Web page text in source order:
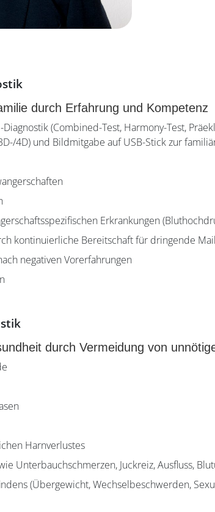
durch Erfahrung und Kompetenz
(Combined-Test, Harmony-Test,
4D) und Bildmitgabe auf USB-Stick zur
Erkrankungen
kontinuierliche Bereitschaft für dringende
negativen Vorerfahrungen
durch Vermeidung von
Harnverlustes
Unterbauchschmerzen, Juckreiz, Ausfluss,
(Übergewicht, Wechselbeschwerden,